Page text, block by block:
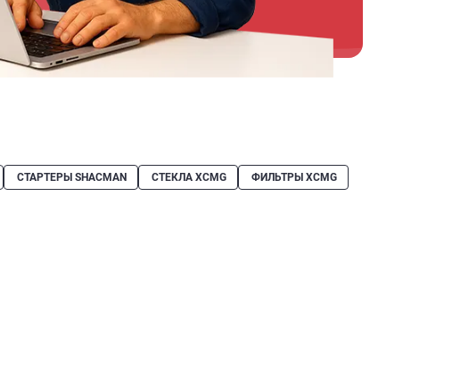
СТАРТЕРЫ SHACMAN СТЕКЛА XCMG
ФИЛЬТРЫ XCMG